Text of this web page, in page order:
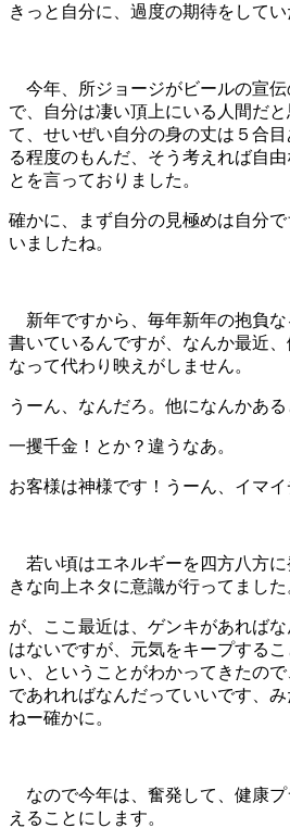
きっと自分に、過度の期待をしてい
今年、所ジョージがビールの宣伝
で、自分は凄い頂上にいる人間だ
て、せいぜい自分の身の丈は５合
る程度のもんだ、そう考えれば自
とを言っておりました。
確かに、まず自分の見極めは自分
いましたね。
新年ですから、毎年新年の抱負な
書いているんですが、なんか最近
なって代わり映えがしません。
うーん、なんだろ。他になんかある
一攫千金！とか？違うなあ。
お客様は神様です！うーん、イマイ
若い頃はエネルギーを四方八方に
きな向上ネタに意識が行ってました
が、ここ最近は、ゲンキがあれば
はないですが、元気をキープする
い、ということがわかってきたの
であれればなんだっていいです、
ねー確かに。
なので今年は、奮発して、健康
えることにします。